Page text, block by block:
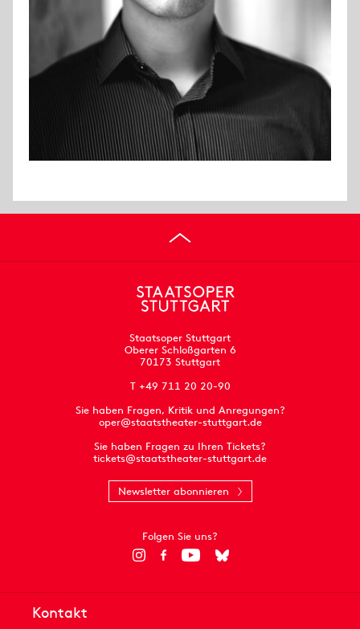
Staatsoper Stuttgart
Oberer Schloßgarten 6
70173 Stuttgart
T +49 711 20 20-90
Sie haben Fragen, Kritik und Anregungen?
oper@staatstheater-stuttgart.de
Sie haben Fragen zu Ihren Tickets?
tickets@staatstheater-stuttgart.de
Newsletter abonnieren
Folgen Sie uns?
Kontakt